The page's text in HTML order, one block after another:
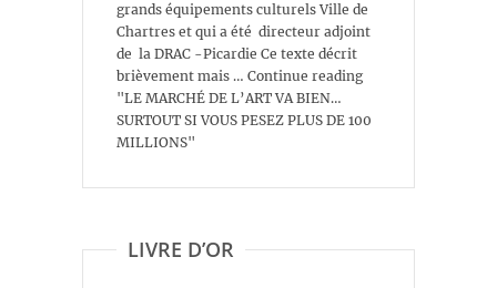
grands équipements culturels Ville de
Chartres et qui a été directeur adjoint
de la DRAC -Picardie Ce texte décrit
brièvement mais … Continue reading
"LE MARCHÉ DE L’ART VA BIEN…
SURTOUT SI VOUS PESEZ PLUS DE 100
MILLIONS"
LIVRE D’OR